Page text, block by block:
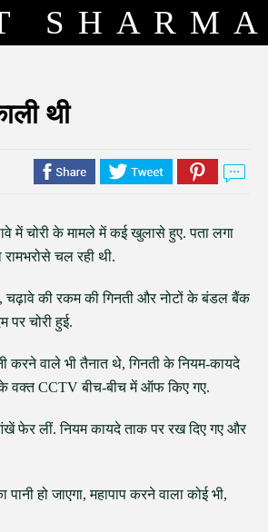
SHARMA
थी
में चोरी के मामले में कई खुलासे हुए. पता लगा
रामभरोसे चल रही थी.
की रकम की गिनती और नोटों के बंडल बैंक
चोरी हुई.
करने वाले भी तैनात थे, गिनती के नियम-कायदे
वक्त CCTV बीच-बीच में ऑफ किए गए.
फेर लीं. नियम कायदे ताक पर रख दिए गए और
हो जाएगा, महापाप करने वाला कोई भी,